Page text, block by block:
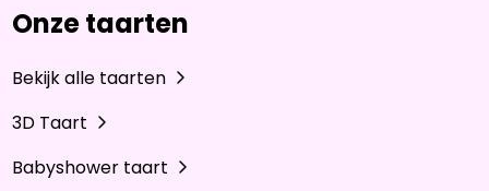
Onze taarten
Bekijk alle taarten
3D Taart
Babyshower taart